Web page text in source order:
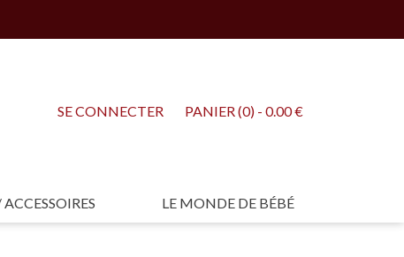
SE CONNECTER PANIER (0) - 0.00 €
LE MONDE DE BÉBÉ